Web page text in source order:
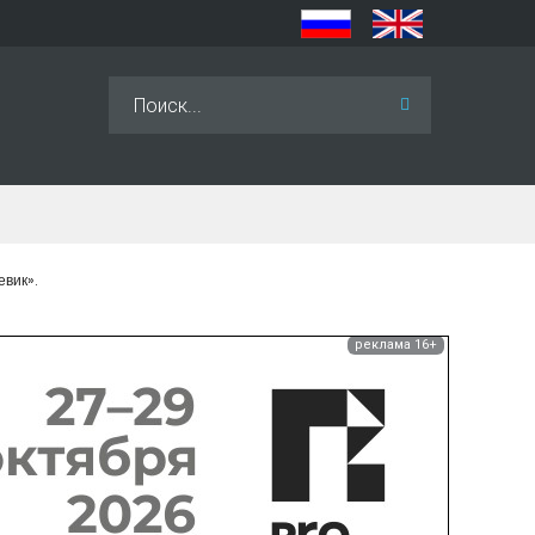
реклама 16+